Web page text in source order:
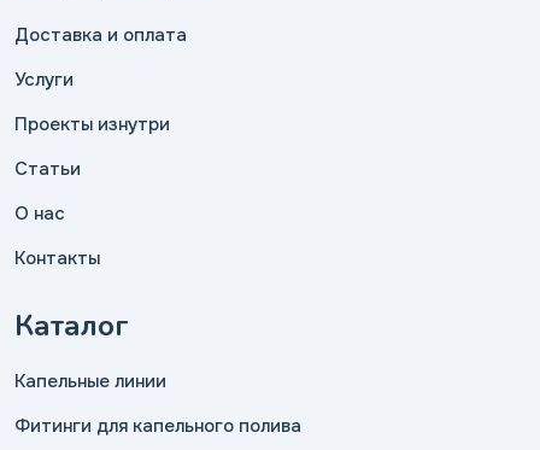
Доставка и оплата
Услуги
Проекты изнутри
Статьи
О нас
Контакты
Каталог
Капельные линии
Фитинги для капельного полива